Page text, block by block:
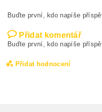
Buďte první, kdo napíše
Přidat komentář
Buďte první, kdo napíše
Přidat hodnocení